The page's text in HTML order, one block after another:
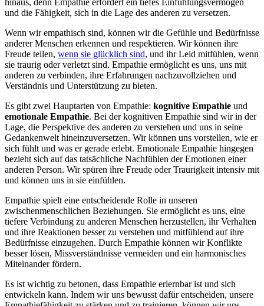
hinaus, denn Empathie erfordert ein tiefes Einfühlungsvermögen
und die Fähigkeit, sich in die Lage des anderen zu versetzen.
Wenn wir empathisch sind, können wir die Gefühle und Bedürfnisse
anderer Menschen erkennen und respektieren. Wir können ihre
Freude teilen, wenn sie glücklich sind, und ihr Leid mitfühlen, wenn
sie traurig oder verletzt sind. Empathie ermöglicht es uns, uns mit
anderen zu verbinden, ihre Erfahrungen nachzuvollziehen und
Verständnis und Unterstützung zu bieten.
Es gibt zwei Hauptarten von Empathie: kognitive Empathie und
emotionale Empathie. Bei der kognitiven Empathie sind wir in der
Lage, die Perspektive des anderen zu verstehen und uns in seine
Gedankenwelt hineinzuversetzen. Wir können uns vorstellen, wie er
sich fühlt und was er gerade erlebt. Emotionale Empathie hingegen
bezieht sich auf das tatsächliche Nachfühlen der Emotionen einer
anderen Person. Wir spüren ihre Freude oder Traurigkeit intensiv mit
und können uns in sie einfühlen.
Empathie spielt eine entscheidende Rolle in unseren
zwischenmenschlichen Beziehungen. Sie ermöglicht es uns, eine
tiefere Verbindung zu anderen Menschen herzustellen, ihr Verhalten
und ihre Reaktionen besser zu verstehen und mitfühlend auf ihre
Bedürfnisse einzugehen. Durch Empathie können wir Konflikte
besser lösen, Missverständnisse vermeiden und ein harmonisches
Miteinander fördern.
Es ist wichtig zu betonen, dass Empathie erlernbar ist und sich
entwickeln kann. Indem wir uns bewusst dafür entscheiden, unsere